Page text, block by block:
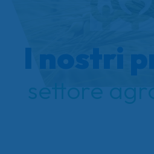
I nostri
settore